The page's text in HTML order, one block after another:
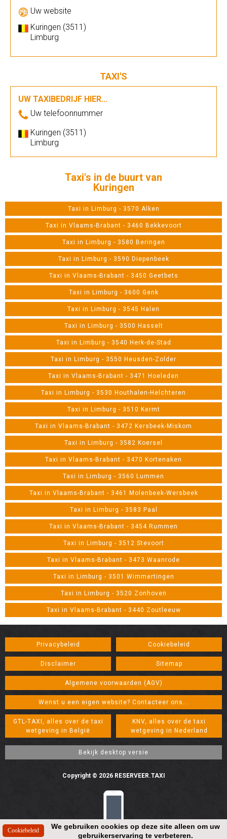
We gebruiken cookies op deze site alleen om uw
gebruikerservaring te verbeteren.
Uw website
Kuringen (3511)
Limburg
TAXI'S
UW TAXIBEDRIJF HIER...
Uw telefoonnummer
Kuringen (3511)
Limburg
Taxi's in de buurt van
Kuringen
Taxi in Limburg - 3570 Alken
Taxi in Vlaams-Brabant - 3460 Bekkevoort
Taxi in Limburg - 3580 Beringen
Taxi in Limburg - 3590 Diepenbeek
Taxi in Vlaams-Brabant - 3450 Geetbets
Taxi in Limburg - 3600 Genk
Taxi in Limburg - 3545 Halen
Taxi in Limburg - 3500 Hasselt
Taxi in Limburg - 3540 Herk-de-Stad
Taxi in Limburg - 3550 Heusden-Zolder
Taxi in Vlaams-Brabant - 3471 Hoeleden
Taxi in Limburg - 3530 Houthalen-Helchteren
Taxi in Limburg - 3510 Kermt
Taxi in Vlaams-Brabant - 3472 Kersbeek-Miskom
Taxi in Limburg - 3582 Koersel
Taxi in Vlaams-Brabant - 3470 Kortenaken
Taxi in Limburg - 3560 Lummen
Taxi in Vlaams-Brabant - 3461 Molenbeek-Wersbeek
Taxi in Limburg - 3583 Paal
Taxi in Vlaams-Brabant - 3454 Rummen
Taxi in Limburg - 3512 Stevoort
Taxi in Vlaams-Brabant - 3473 Waanrode
Taxi in Limburg - 3501 Wimmertingen
Taxi in Limburg - 3520 Zonhoven
Taxi in Vlaams-Brabant - 3440 Zoutleeuw
Privacybeleid Cookiebeleid
Disclaimer Sitemap
Algemene voorwaarden (AGV)
Wenst u een eigen website? Contacteer ons...
GTL-TAXI, alles over de taxi
wetgeving in België
KNV, alles over de taxi
wetgeving in Nederland
Copyright © 2026 RESERVEER.TAXI
Resolution: 448*896